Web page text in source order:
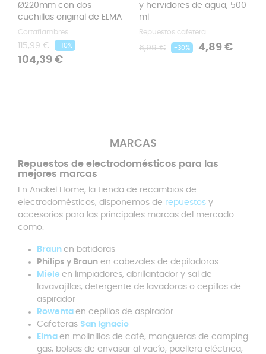
Ø220mm con dos
cuchillas original de ELMA
Cortafiambres
Precio
regular
115,99 € -10%
104,39 €
y hervidores de agua, 500
ml
Repuestos cafetera
Precio
6,99 € -30% Precio
4,89 €
MARCAS
Repuestos de electrodomésticos para las
mejores marcas
En Anakel Home, la tienda de recambios de
electrodomésticos, disponemos de repuestos y
accesorios para las principales marcas del mercado
como:
Braun en batidoras
Philips y Braun en cabezales de depiladoras
Miele en limpiadores, abrillantador y sal de
lavavajillas, detergente de lavadoras o cepillos de
aspirador
Rowenta en cepillos de aspirador
Cafeteras San Ignacio
Elma en molinillos de café, mangueras de camping
gas, bolsas de envasar al vacío, paellera eléctrica,